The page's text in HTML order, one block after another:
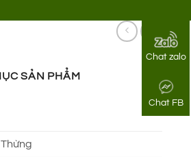
Chat zalo
Chat FB
SẢN PHẨM